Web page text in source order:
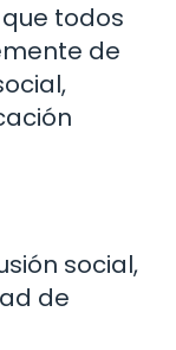
todos
de
social,
de